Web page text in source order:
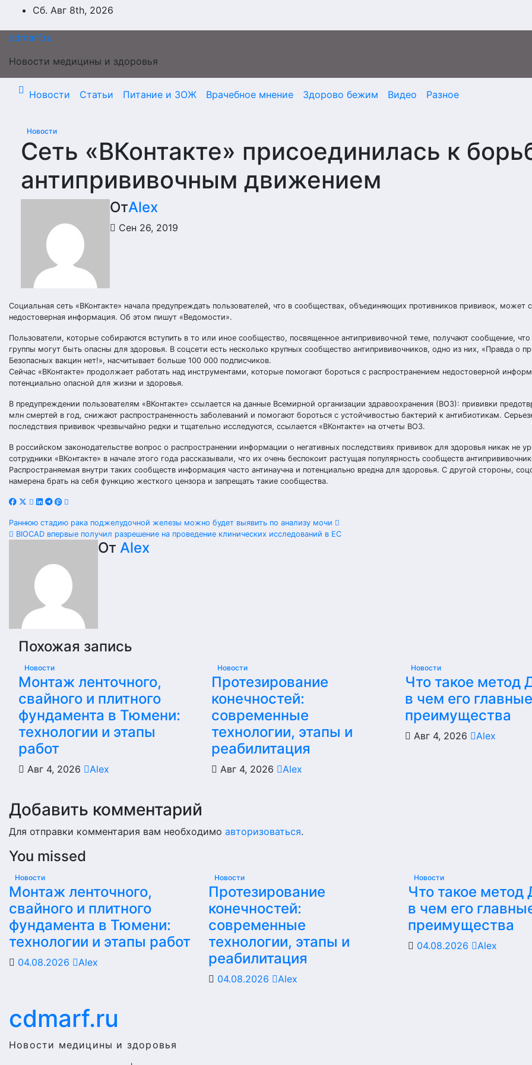
Перейти
содержимому
Сб. Авг 8th, 2026
cdmarf.ru
Новости медицины и здоровья
Новости Статьи Питание и ЗОЖ Врачебное мнение Здорово бежим Видео Разное
Новости
Сеть «ВКонтакте» присоединилась к
антипрививочным движением
ОтAlex
Сен 26, 2019
Социальная сеть «ВКонтакте» начала предупреждать пользователей, что в сообществах, объединяющих противников прививок, может
недостоверная информация. Об этом пишут «Ведомости».
Пользователи, которые собираются вступить в то или иное сообщество, посвященное антипрививочной теме, получают сообщение,
группы могут быть опасны для здоровья. В соцсети есть несколько крупных сообщество антипрививочников, одно из них, «Правда о
Безопасных вакцин нет!», насчитывает больше 100 000 подписчиков.
Сейчас «ВКонтакте» продолжает работать над инструментами, которые помогают бороться с распространением недостоверной
потенциально опасной для жизни и здоровья.
В предупреждении пользователям «ВКонтакте» ссылается на данные Всемирной организации здравоохранения (ВОЗ): прививки
млн смертей в год, снижают распространенность заболеваний и помогают бороться с устойчивостью бактерий к антибиотикам.
последствия прививок чрезвычайно редки и тщательно исследуются, ссылается «ВКонтакте» на отчеты ВОЗ.
В российском законодательстве вопрос о распространении информации о негативных последствиях прививок для здоровья никак не
сотрудники «ВКонтакте» в начале этого года рассказывали, что их очень беспокоит растущая популярность сообществ
Распространяемая внутри таких сообществ информация часто антинаучна и потенциально вредна для здоровья. С другой стороны,
намерена брать на себя функцию жесткого цензора и запрещать такие сообщества.
Навигация
записям
Раннюю стадию рака поджелудочной железы можно будет выявить по анализу мочи
BIOCAD впервые получил разрешение на проведение клинических исследований в ЕС
От Alex
Похожая запись
Новости
Монтаж ленточного,
свайного и плитного
фундамента в Тюмени:
технологии и этапы
работ
Авг 4, 2026 Alex
Новости
Протезирование
конечностей:
современные
технологии, этапы и
реабилитация
Авг 4, 2026 Alex
Новости
Что такое метод
в чем его главные
преимущества
Авг 4, 2026 Alex
Добавить комментарий
Для отправки комментария вам необходимо авторизоваться.
You missed
Новости
Монтаж ленточного,
свайного и плитного
фундамента в Тюмени:
технологии и этапы работ
04.08.2026 Alex
Новости
Протезирование
конечностей:
современные
технологии, этапы и
реабилитация
04.08.2026 Alex
Новости
Что такое
в чем его
преимущества
04.08.2026 Alex
cdmarf.ru
Новости медицины и здоровья